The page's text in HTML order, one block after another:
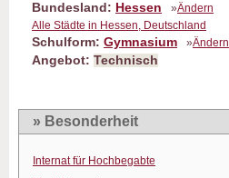
Bundesland: Hessen »Ändern
Alle Städte in Hessen, Deutschland
Schulform: Gymnasium »Ändern
Angebot: Technisch
» Besonderheit
Internat für Hochbegabte